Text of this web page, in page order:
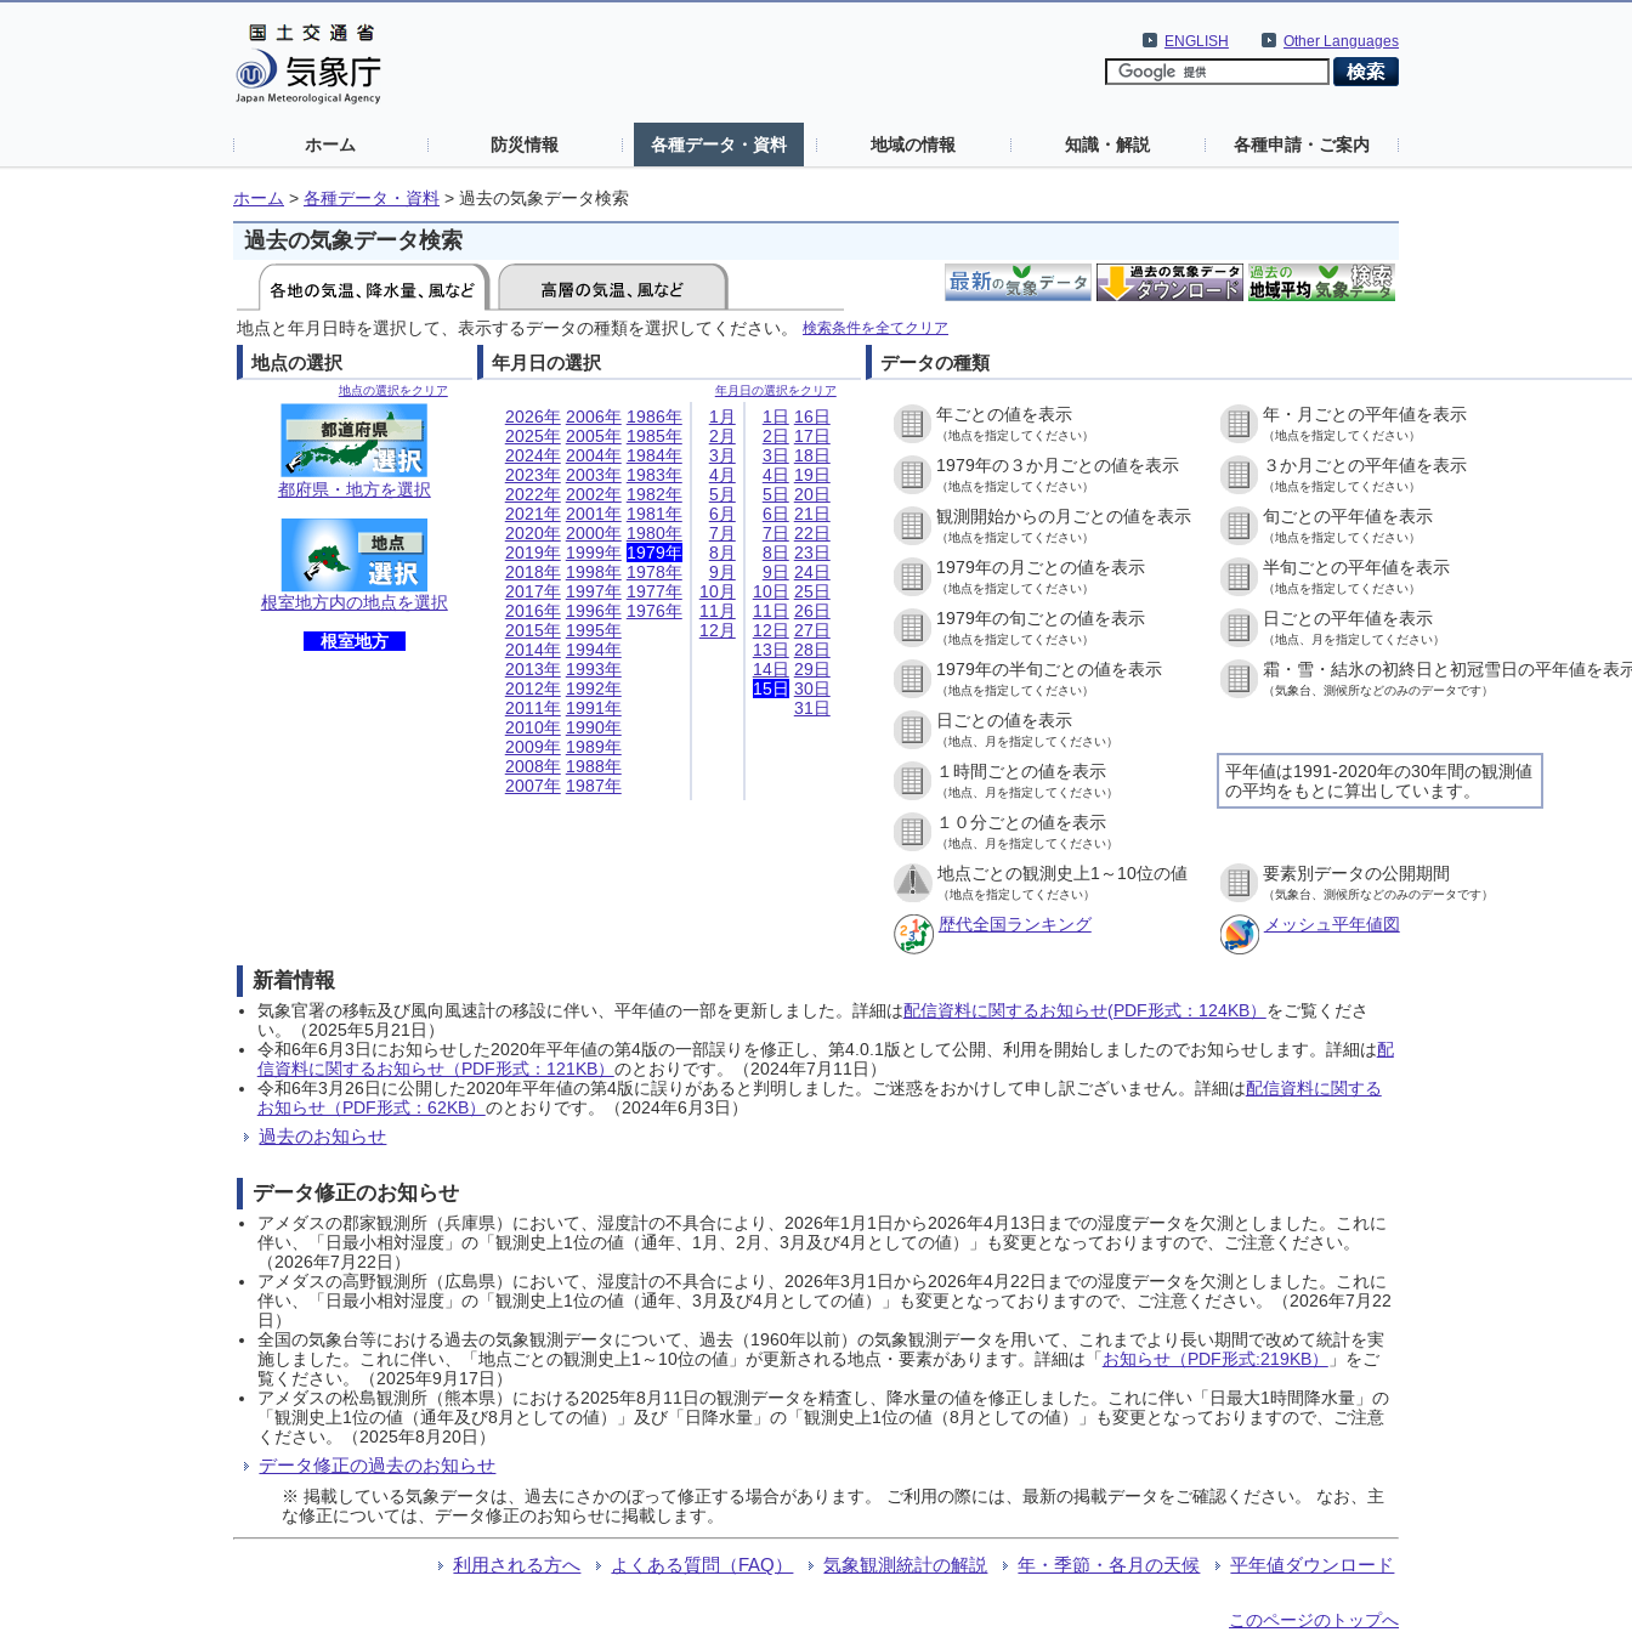
Other Languages
ENGLISH
ホーム 防災情報 各種データ・資料 地域の情報 知識・解説 各種申請・ご案内
ホーム > 各種データ・資料 > 過去の気象データ検索
過去の気象データ検索
地点と年月日時を選択して、表示するデータの種類を選択してください。 検索条件を全てクリア
地点の選択
地点の選択をクリア
都府県・地方を選択
根室地方内の地点を選択
根室地方
年月日の選択
年月日の選択をクリア
2026年
2025年
2024年
2023年
2022年
2021年
2020年
2019年
2018年
2017年
2016年
2015年
2014年
2013年
2012年
2011年
2010年
2009年
2008年
2007年
2006年
2005年
2004年
2003年
2002年
2001年
2000年
1999年
1998年
1997年
1996年
1995年
1994年
1993年
1992年
1991年
1990年
1989年
1988年
1987年
1986年
1985年
1984年
1983年
1982年
1981年
1980年
1979年
1978年
1977年
1976年
1月
2月
3月
4月
5月
6月
7月
8月
9月
10月
11月
12月
1日
2日
3日
4日
5日
6日
7日
8日
9日
10日
11日
12日
13日
14日
15日
16日
17日
18日
19日
20日
21日
22日
23日
24日
25日
26日
27日
28日
29日
30日
31日
データの種類
年ごとの値を表示
（地点を指定してください）
年・月ごとの平年値を表示
（地点を指定してください）
1979年の３か月ごとの値を表示
（地点を指定してください）
３か月ごとの平年値を表示
（地点を指定してください）
観測開始からの月ごとの値を表示
（地点を指定してください）
旬ごとの平年値を表示
（地点を指定してください）
1979年の月ごとの値を表示
（地点を指定してください）
半旬ごとの平年値を表示
（地点を指定してください）
1979年の旬ごとの値を表示
（地点を指定してください）
日ごとの平年値を表示
（地点、月を指定してください）
1979年の半旬ごとの値を表示
（地点を指定してください）
霜・雪・結氷の初終日と初冠雪日の平年値を表
（気象台、測候所などのみのデータです）
日ごとの値を表示
（地点、月を指定してください）
平年値は1991-2020年の30年間の観測値
の平均をもとに算出しています。
１時間ごとの値を表示
（地点、月を指定してください）
１０分ごとの値を表示
（地点、月を指定してください）
地点ごとの観測史上1～10位の値
（地点を指定してください）
要素別データの公開期間
（気象台、測候所などのみのデータです）
歴代全国ランキング メッシュ平年値図
新着情報
気象官署の移転及び風向風速計の移設に伴い、平年値の一部を更新しました。詳細は配信資料に関するお知らせ(PDF形式：124KB） をご覧くださ
い。（2025年5月21日）
令和6年6月3日にお知らせした2020年平年値の第4版の一部誤りを修正し、第4.0.1版として公開、利用を開始しましたのでお知らせします。詳細は配
信資料に関するお知らせ（PDF形式：121KB） のとおりです。（2024年7月11日）
令和6年3月26日に公開した2020年平年値の第4版に誤りがあると判明しました。ご迷惑をおかけして申し訳ございません。詳細は配信資料に関する
お知らせ（PDF形式：62KB） のとおりです。（2024年6月3日）
過去のお知らせ
データ修正のお知らせ
アメダスの郡家観測所（兵庫県）において、湿度計の不具合により、2026年1月1日から2026年4月13日までの湿度データを欠測としました。これに
伴い、「日最小相対湿度」の「観測史上1位の値（通年、1月、2月、3月及び4月としての値）」も変更となっておりますので、ご注意ください。
（2026年7月22日）
アメダスの高野観測所（広島県）において、湿度計の不具合により、2026年3月1日から2026年4月22日までの湿度データを欠測としました。これに
伴い、「日最小相対湿度」の「観測史上1位の値（通年、3月及び4月としての値）」も変更となっておりますので、ご注意ください。（2026年7月22
日）
全国の気象台等における過去の気象観測データについて、過去（1960年以前）の気象観測データを用いて、これまでより長い期間で改めて統計を実
施しました。これに伴い、「地点ごとの観測史上1～10位の値」が更新される地点・要素があります。詳細は「お知らせ（PDF形式:219KB）
」をご
覧ください。（2025年9月17日）
アメダスの松島観測所（熊本県）における2025年8月11日の観測データを精査し、降水量の値を修正しました。これに伴い「日最大1時間降水量」の
「観測史上1位の値（通年及び8月としての値）」及び「日降水量」の「観測史上1位の値（8月としての値）」も変更となっておりますので、ご注意
ください。（2025年8月20日）
データ修正の過去のお知らせ
※ 掲載している気象データは、過去にさかのぼって修正する場合があります。 ご利用の際には、最新の掲載データをご確認ください。 なお、主
な修正については、データ修正のお知らせに掲載します。
利用される方へ よくある質問（FAQ） 気象観測統計の解説 年・季節・各月の天候 平年値ダウンロード
このページのトップへ